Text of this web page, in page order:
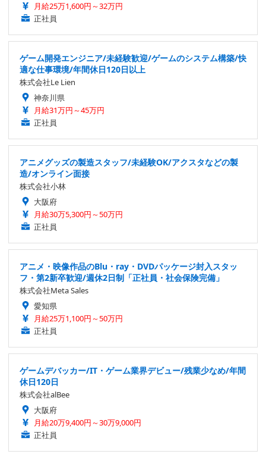
月給25万1,600円～32万円
正社員
ゲーム開発エンジニア/未経験歓迎/ゲームのシステム構築/快
適な仕事環境/年間休日120日以上
株式会社Le Lien
神奈川県
月給31万円～45万円
正社員
アニメグッズの製造スタッフ/未経験OK/アクスタなどの製
造/オンライン面接
株式会社小林
大阪府
月給30万5,300円～50万円
正社員
アニメ・映像作品のBlu・ray・DVDパッケージ封入スタッ
フ・第2新卒歓迎/週休2日制「正社員・社会保険完備」
株式会社Meta Sales
愛知県
月給25万1,100円～50万円
正社員
ゲームデバッカー/IT・ゲーム業界デビュー/残業少なめ/年間
休日120日
株式会社alBee
大阪府
月給20万9,400円～30万9,000円
正社員